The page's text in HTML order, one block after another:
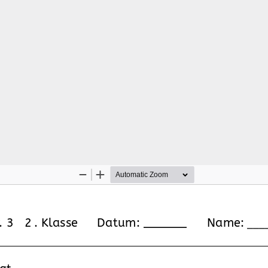
Zoom
Zoom
3   2 . Klasse Datum: ______      Name: